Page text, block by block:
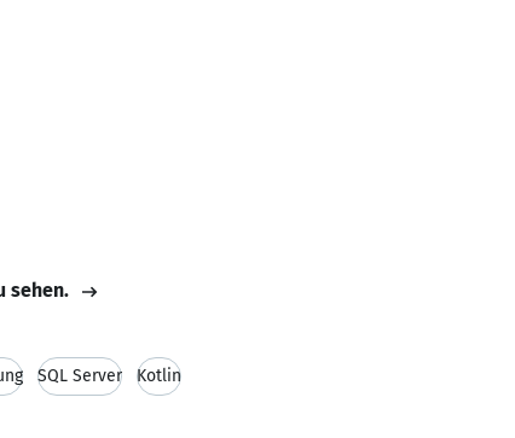
sehen.
SQL Server Kotlin